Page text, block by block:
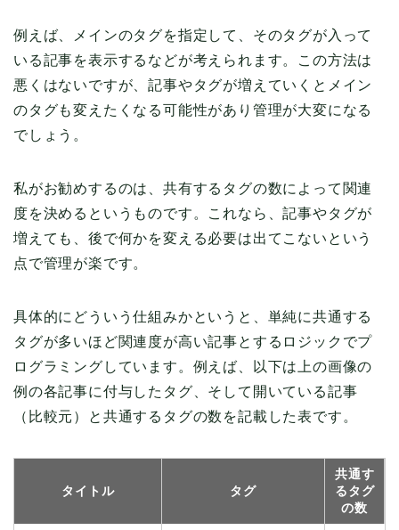
例えば、メインのタグを指定して、そのタグが入って
いる記事を表示するなどが考えられます。この方法は
悪くはないですが、記事やタグが増えていくとメイン
のタグも変えたくなる可能性があり管理が大変になる
でしょう。
私がお勧めするのは、共有するタグの数によって関連
度を決めるというものです。これなら、記事やタグが
増えても、後で何かを変える必要は出てこないという
点で管理が楽です。
具体的にどういう仕組みかというと、単純に共通する
タグが多いほど関連度が高い記事とするロジックでプ
ログラミングしています。例えば、以下は上の画像の
例の各記事に付与したタグ、そして開いている記事
（比較元）と共通するタグの数を記載した表です。
タイトル タグ
共通す
るタグ
の数